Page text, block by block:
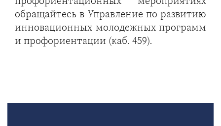
обращайтесь в Управление по развитию
инновационных молодежных программ
и профориентации (каб. 459).